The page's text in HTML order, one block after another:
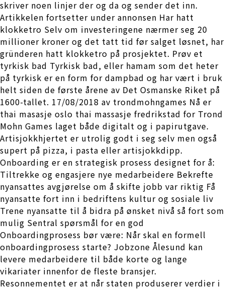
skriver noen linjer der og da og sender det inn.
Artikkelen fortsetter under annonsen Har hatt
klokketro Selv om investeringene nærmer seg 20
millioner kroner og det tatt tid før salget løsnet, har
gründeren hatt klokketro på prosjektet. Prøv et
tyrkisk bad Tyrkisk bad, eller hamam som det heter
på tyrkisk er en form for dampbad og har vært i bruk
helt siden de første årene av Det Osmanske Riket på
1600-tallet. 17/08/2018 av trondmohngames Nå er
thai masasje oslo thai massasje fredrikstad for Trond
Mohn Games laget både digitalt og i papirutgave.
Artisjokkhjertet er utrolig godt i seg selv men også
supert på pizza, i pasta eller artisjokkdipp.
Onboarding er en strategisk prosess designet for å:
Tiltrekke og engasjere nye medarbeidere Bekrefte
nyansattes avgjørelse om å skifte jobb var riktig Få
nyansatte fort inn i bedriftens kultur og sosiale liv
Trene nyansatte til å bidra på ønsket nivå så fort som
mulig Sentral spørsmål for en god
Onboardingprosess bør være: Når skal en formell
onboardingprosess starte? Jobzone Ålesund kan
levere medarbeidere til både korte og lange
vikariater innenfor de fleste bransjer.
Resonnementet er at når staten produserer verdier i